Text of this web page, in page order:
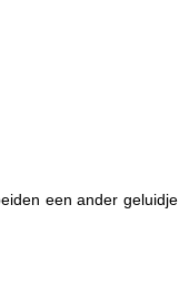
een ander geluidje